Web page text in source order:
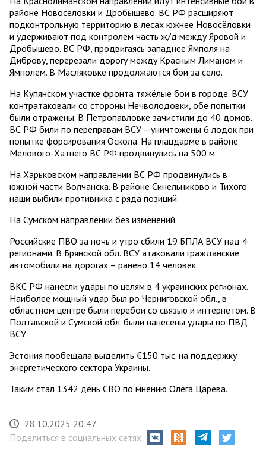
районе Новосёловки и Дробышево. ВС РФ расширяют
подконтрольную территорию в лесах южнее Новосёловки
и удерживают под контролем часть ж/д между Яровой и
Дробышево. ВС РФ, продвигаясь западнее Ямполя на
Диброву, перерезали дорогу между Красным Лиманом и
Ямполем. В Масляковке продолжаются бои за село.
На Купянском участке фронта тяжёлые бои в городе. ВСУ
контратаковали со стороны Нечволодовки, обе попытки
были отражены. В Петропавловке зачистили до 40 домов.
ВС РФ били по переправам ВСУ —уничтожены 6 лодок при
попытке форсирования Оскола. На плацдарме в районе
Мелового-Хатнего ВС РФ продвинулись на 500 м.
На Харьковском направлении ВС РФ продвинулись в
южной части Волчанска. В районе Синельниково и Тихого
наши выбили противника с ряда позиций.
На Сумском направлении без изменений.
Российские ПВО за ночь и утро сбили 19 БПЛА ВСУ над 4
регионами. В Брянской обл. ВСУ атаковали гражданские
автомобили на дорогах – ранено 14 человек.
ВКС РФ нанесли удары по целям в 4 украинских регионах.
Наиболее мощный удар был ро Черниговской обл., в
областном центре были перебои со связью и интернетом. В
Полтавской и Сумской обл. были нанесены удары по ПВД
ВСУ.
Эстония пообещала выделить €150 тыс. на поддержку
энергетического сектора Украины.
Таким стал 1342 день СВО по мнению Олега Царева.
28.10.2025 20:47
Поделиться в социальных сетях